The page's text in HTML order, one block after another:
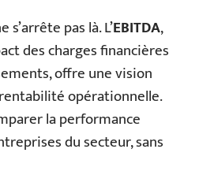
pas là. L’EBITDA,
des charges financières
offre une vision
opérationnelle.
la performance
du secteur, sans